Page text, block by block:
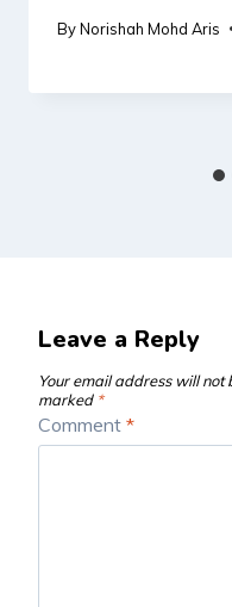
ByNorishah Mohd Aris
Leave a Reply
Your email address will not
marked *
Comment *